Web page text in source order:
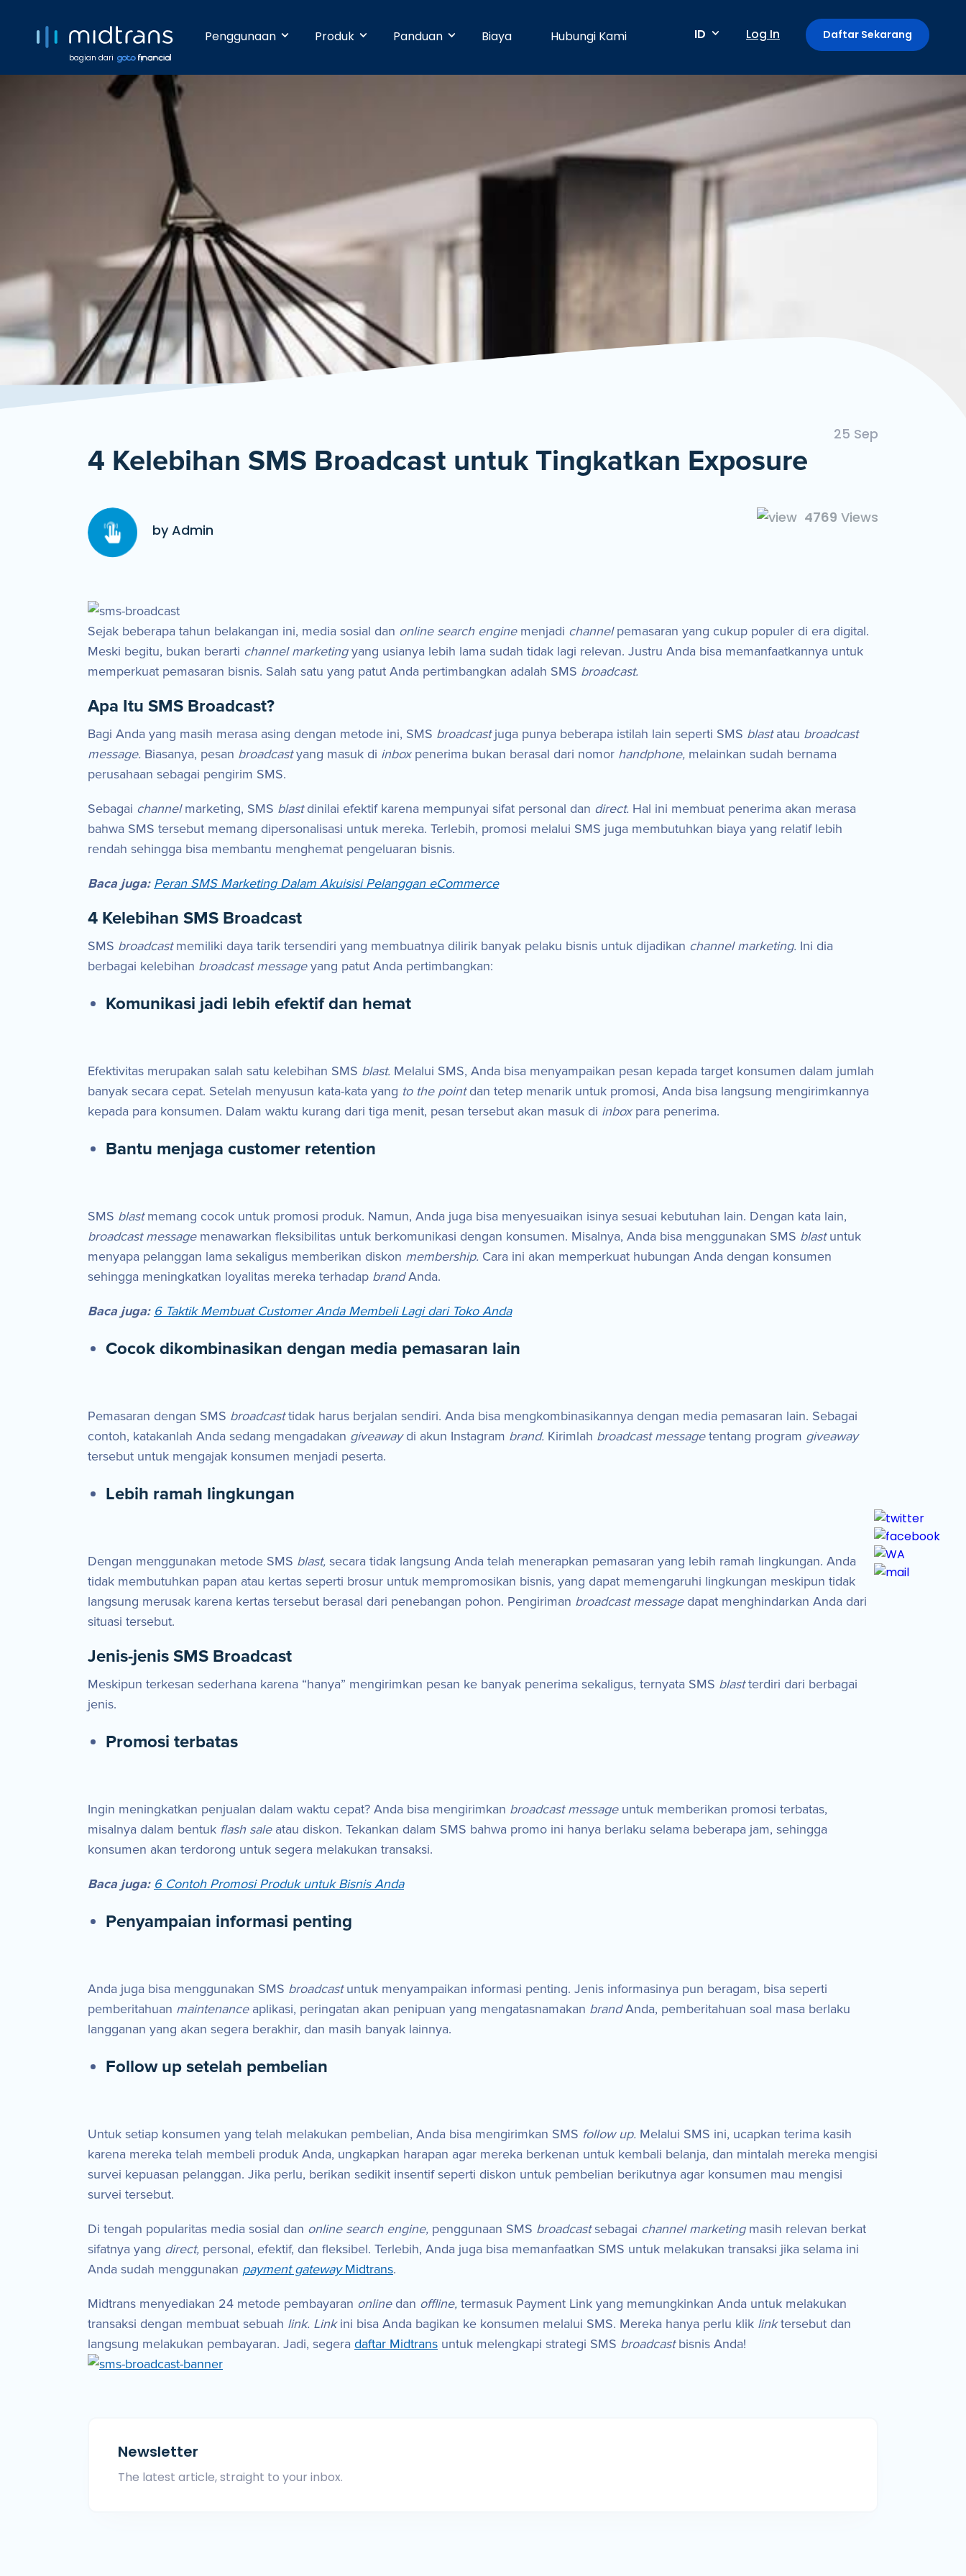
bagian dari
Penggunaan
Growing businesses
Dengan dashboard yang mudah digunakan,
pembayaran dapat dikelola dengan mudah.
Enterprise
Pembayaran ke banyak rekening dapat
dilakukan dengan mudah dan cepat.
Produk
Dengan 25 pilihan metode pembayaran,
pelanggan Anda dapat membayar
dengan mudah.
Manajemen Promo
Buat promosi dan tingkatkan penjualan
dengan mudah tanpa pengaturan teknis.
Metode pembayaran
Pembayaran berkala / berulang
Deteksi anomali
Panduan Biaya Hubungi Kami ID Log In Daftar Sekarang
25 Sep
4 Kelebihan SMS Broadcast untuk Tingkatkan Exposure
by Admin
4769 Views
Sejak beberapa tahun belakangan ini, media sosial dan online search engine menjadi channelpemasaran yang cukup populer di era digital.
Meski begitu, bukan berarti channel marketingyang usianya lebih lama sudah tidak lagi relevan. Justru Anda bisa memanfaatkannya untuk
memperkuat pemasaran bisnis. Salah satu yang patut Anda pertimbangkan adalah SMS broadcast.
Apa Itu SMS Broadcast?
Bagi Anda yang masih merasa asing dengan metode ini, SMS broadcastjuga punya beberapa istilah lain seperti SMS blastatau broadcast
message. Biasanya, pesan broadcastyang masuk di inboxpenerima bukan berasal dari nomor handphone, melainkan sudah bernama
perusahaan sebagai pengirim SMS.
Sebagai channelmarketing, SMS blastdinilai efektif karena mempunyai sifat personal dan direct. Hal ini membuat penerima akan merasa
bahwa SMS tersebut memang dipersonalisasi untuk mereka. Terlebih, promosi melalui SMS juga membutuhkan biaya yang relatif lebih
rendah sehingga bisa membantu menghemat pengeluaran bisnis.
Baca juga: Peran SMS Marketing Dalam Akuisisi Pelanggan eCommerce
4 Kelebihan SMS Broadcast
SMS broadcastmemiliki daya tarik tersendiri yang membuatnya dilirik banyak pelaku bisnis untuk dijadikan channel marketing. Ini dia
berbagai kelebihan broadcast messageyang patut Anda pertimbangkan:
Komunikasi jadi lebih efektif dan hemat
Efektivitas merupakan salah satu kelebihan SMS blast. Melalui SMS, Anda bisa menyampaikan pesan kepada target konsumen dalam jumlah
banyak secara cepat. Setelah menyusun kata-kata yang to the pointdan tetep menarik untuk promosi, Anda bisa langsung mengirimkannya
kepada para konsumen. Dalam waktu kurang dari tiga menit, pesan tersebut akan masuk di inboxpara penerima.
Bantu menjaga customer retention
SMS blastmemang cocok untuk promosi produk. Namun, Anda juga bisa menyesuaikan isinya sesuai kebutuhan lain. Dengan kata lain,
broadcast message menawarkan fleksibilitas untuk berkomunikasi dengan konsumen. Misalnya, Anda bisa menggunakan SMS blastuntuk
menyapa pelanggan lama sekaligus memberikan diskon membership. Cara ini akan memperkuat hubungan Anda dengan konsumen
sehingga meningkatkan loyalitas mereka terhadap brandAnda.
Baca juga: 6 Taktik Membuat Customer Anda Membeli Lagi dari Toko Anda
Cocok dikombinasikan dengan media pemasaran lain
Pemasaran dengan SMS broadcasttidak harus berjalan sendiri. Anda bisa mengkombinasikannya dengan media pemasaran lain. Sebagai
contoh, katakanlah Anda sedang mengadakan giveawaydi akun Instagram brand. Kirimlah broadcast messagetentang program giveaway
tersebut untuk mengajak konsumen menjadi peserta.
Lebih ramah lingkungan
Dengan menggunakan metode SMS blast, secara tidak langsung Anda telah menerapkan pemasaran yang lebih ramah lingkungan. Anda
tidak membutuhkan papan atau kertas seperti brosur untuk mempromosikan bisnis, yang dapat memengaruhi lingkungan meskipun tidak
langsung merusak karena kertas tersebut berasal dari penebangan pohon. Pengiriman broadcast message dapat menghindarkan Anda dari
situasi tersebut.
Jenis-jenis SMS Broadcast
Meskipun terkesan sederhana karena “hanya” mengirimkan pesan ke banyak penerima sekaligus, ternyata SMS blastterdiri dari berbagai
jenis.
Promosi terbatas
Ingin meningkatkan penjualan dalam waktu cepat? Anda bisa mengirimkan broadcast message untuk memberikan promosi terbatas,
misalnya dalam bentuk flash sale atau diskon. Tekankan dalam SMS bahwa promo ini hanya berlaku selama beberapa jam, sehingga
konsumen akan terdorong untuk segera melakukan transaksi.
Baca juga: 6 Contoh Promosi Produk untuk Bisnis Anda
Penyampaian informasi penting
Anda juga bisa menggunakan SMS broadcastuntuk menyampaikan informasi penting. Jenis informasinya pun beragam, bisa seperti
pemberitahuan maintenance aplikasi, peringatan akan penipuan yang mengatasnamakan brandAnda, pemberitahuan soal masa berlaku
langganan yang akan segera berakhir, dan masih banyak lainnya.
Follow up setelah pembelian
Untuk setiap konsumen yang telah melakukan pembelian, Anda bisa mengirimkan SMS follow up. Melalui SMS ini, ucapkan terima kasih
karena mereka telah membeli produk Anda, ungkapkan harapan agar mereka berkenan untuk kembali belanja, dan mintalah mereka mengisi
survei kepuasan pelanggan. Jika perlu, berikan sedikit insentif seperti diskon untuk pembelian berikutnya agar konsumen mau mengisi
survei tersebut.
Di tengah popularitas media sosial dan online search engine, penggunaan SMS broadcastsebagai channel marketing masih relevan berkat
sifatnya yang direct, personal, efektif, dan fleksibel. Terlebih, Anda juga bisa memanfaatkan SMS untuk melakukan transaksi jika selama ini
Anda sudah menggunakan payment gatewayMidtrans.
Midtrans menyediakan 24 metode pembayaran online dan offline, termasuk Payment Link yang memungkinkan Anda untuk melakukan
transaksi dengan membuat sebuah link. Linkini bisa Anda bagikan ke konsumen melalui SMS. Mereka hanya perlu klik linktersebut dan
langsung melakukan pembayaran. Jadi, segera daftar Midtrans untuk melengkapi strategi SMS broadcastbisnis Anda!
Newsletter
The latest article, straight to your inbox.